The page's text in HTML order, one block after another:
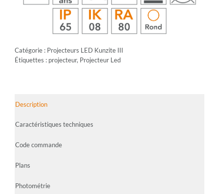
Catégorie : Projecteurs LED Kunzite III
Étiquettes : projecteur, Projecteur Led
Description
Caractéristiques techniques
Code commande
Plans
Photométrie